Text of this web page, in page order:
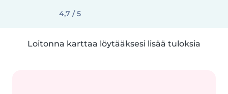
4,7 / 5
Loitonna karttaa löytääksesi lisää tuloksia